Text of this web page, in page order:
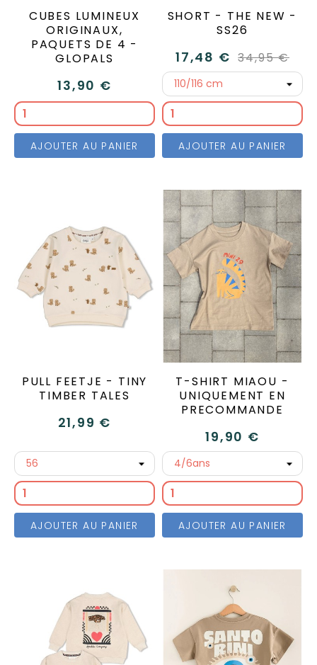
CUBES LUMINEUX
ORIGINAUX,
PAQUETS DE 4 -
GLOPALS
13,90 €
AJOUTER AU PANIER
SHORT - THE NEW -
SS26
17,48 € 34,95 €
AJOUTER AU PANIER
PULL FEETJE - TINY
TIMBER TALES
21,99 €
AJOUTER AU PANIER
T-SHIRT MIAOU -
UNIQUEMENT EN
PRECOMMANDE
19,90 €
AJOUTER AU PANIER